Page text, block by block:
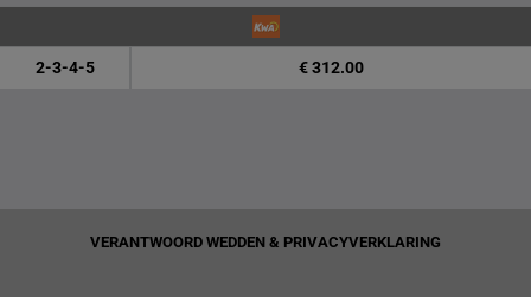
2-3-4-5 € 312.00
VERANTWOORD WEDDEN & PRIVACYVERKLARING